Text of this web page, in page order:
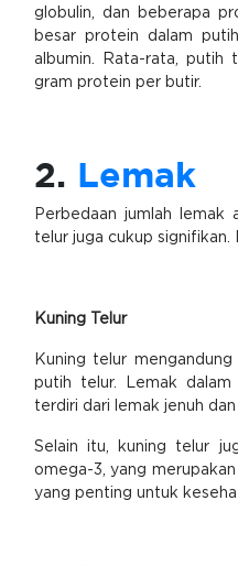
globulin, dan beberapa
besar protein dalam
albumin. Rata-rata, putih
gram protein per butir.
2. Lemak
Perbedaan jumlah
telur juga cukup signifikan.
Kuning Telur
Kuning telur
putih telur. Lemak
terdiri dari lemak jenuh
Selain itu, kuning telur
omega-3, yang
yang penting untuk